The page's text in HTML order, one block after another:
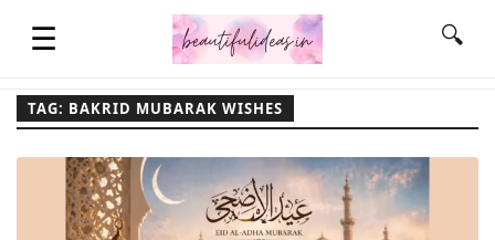
☰
QUOTES
🔍
TAG: BAKRID MUBARAK WISHES